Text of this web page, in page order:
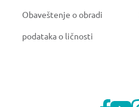
Obaveštenje o obradi
podataka o ličnosti